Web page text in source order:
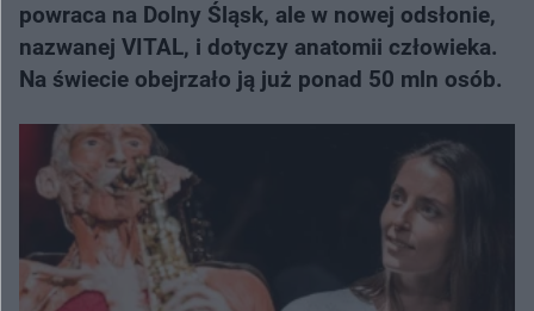
powraca na Dolny Śląsk, ale w nowej odsłonie,
nazwanej VITAL, i dotyczy anatomii człowieka.
Na świecie obejrzało ją już ponad 50 mln osób.